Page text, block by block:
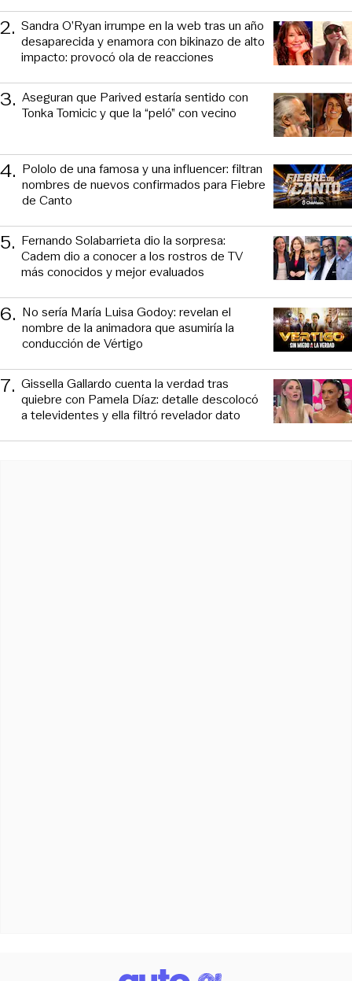
2. Sandra O’Ryan irrumpe en la web tras un año
desaparecida y enamora con bikinazo de alto
impacto: provocó ola de reacciones
3. Aseguran que Parived estaría sentido con
Tonka Tomicic y que la “peló” con vecino
4. Pololo de una famosa y una influencer: filtran
nombres de nuevos confirmados para Fiebre
de Canto
5. Fernando Solabarrieta dio la sorpresa:
Cadem dio a conocer a los rostros de TV
más conocidos y mejor evaluados
6. No sería María Luisa Godoy: revelan el
nombre de la animadora que asumiría la
conducción de Vértigo
7. Gissella Gallardo cuenta la verdad tras
quiebre con Pamela Díaz: detalle descolocó
a televidentes y ella filtró revelador dato